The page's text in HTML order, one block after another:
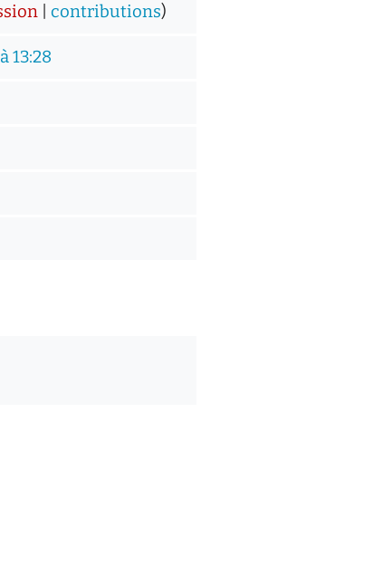
|contributions)
13:28